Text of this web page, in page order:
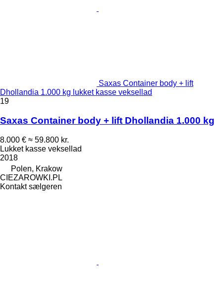
Saxas Container body + lift
Dhollandia 1.000 kg lukket kasse veksellad
19
Saxas Container body + lift Dhollandia 1.000 kg
8.000 € ≈ 59.800 kr.
Lukket kasse veksellad
2018
Polen, Krakow
CIEZAROWKI.PL
Kontakt sælgeren